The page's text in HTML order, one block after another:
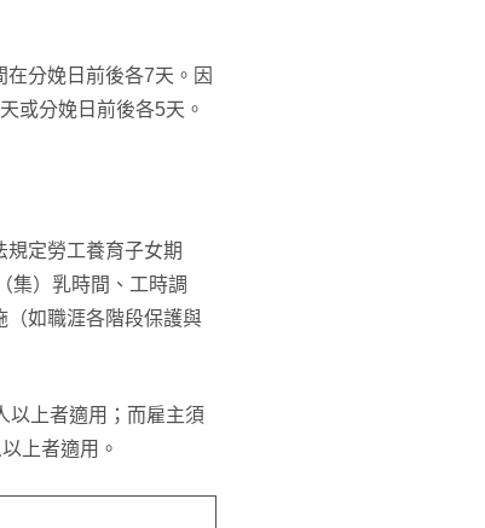
分娩日前後各7天。因
或分娩日前後各5天。
定勞工養育子女期
集）乳時間、工時調
（如職涯各階段保護與
以上者適用；而雇主須
上者適用。